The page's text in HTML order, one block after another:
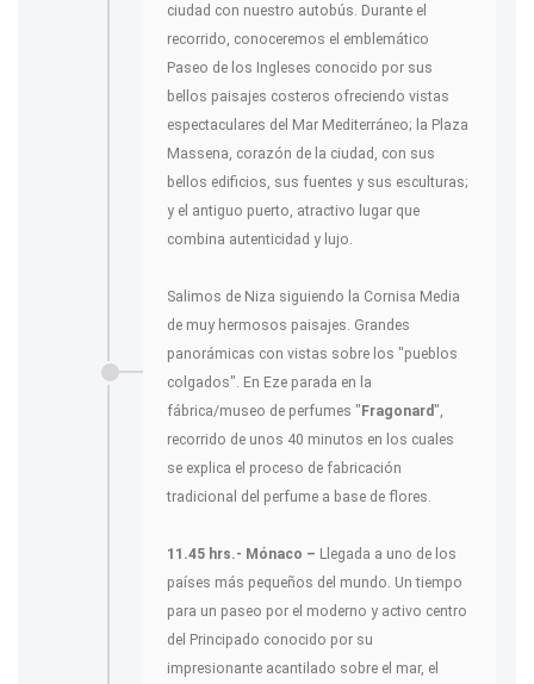
ciudad con nuestro autobús. Durante el
recorrido, conoceremos el emblemático
Paseo de los Ingleses conocido por sus
bellos paisajes costeros ofreciendo vistas
espectaculares del Mar Mediterráneo; la Plaza
Massena, corazón de la ciudad, con sus
bellos edificios, sus fuentes y sus esculturas;
y el antiguo puerto, atractivo lugar que
combina autenticidad y lujo.
Salimos de Niza siguiendo la Cornisa Media
de muy hermosos paisajes. Grandes
panorámicas con vistas sobre los "pueblos
colgados". En Eze parada en la
fábrica/museo de perfumes "Fragonard ",
recorrido de unos 40 minutos en los cuales
se explica el proceso de fabricación
tradicional del perfume a base de flores.
11.45 hrs.- Mónaco – Llegada a uno de los
países más pequeños del mundo. Un tiempo
para un paseo por el moderno y activo centro
del Principado conocido por su
impresionante acantilado sobre el mar, el